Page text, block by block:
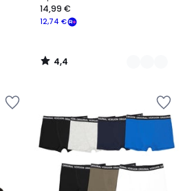
12,74 €
14,99 €
4,4
/